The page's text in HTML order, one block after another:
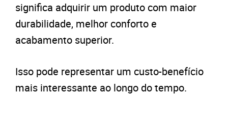
significa adquirir um produto com maior
durabilidade, melhor conforto e
acabamento superior.
Isso pode representar um custo-benefício
mais interessante ao longo do tempo.